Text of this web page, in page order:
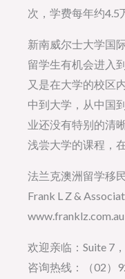
次，学费每年约4.5
新南威尔士大学国
留学生有机会进入
又是在大学的校区
中到大学，从中国
业还没有特别的清
浅尝大学的课程，
法兰克澳洲留学移
Frank L Z &
www.franklz.com.au
欢迎亲临：Suite 7
咨询热线：（02）